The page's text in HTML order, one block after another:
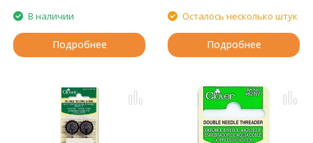
В наличии
Подробнее
Осталось несколько штук
Подробнее